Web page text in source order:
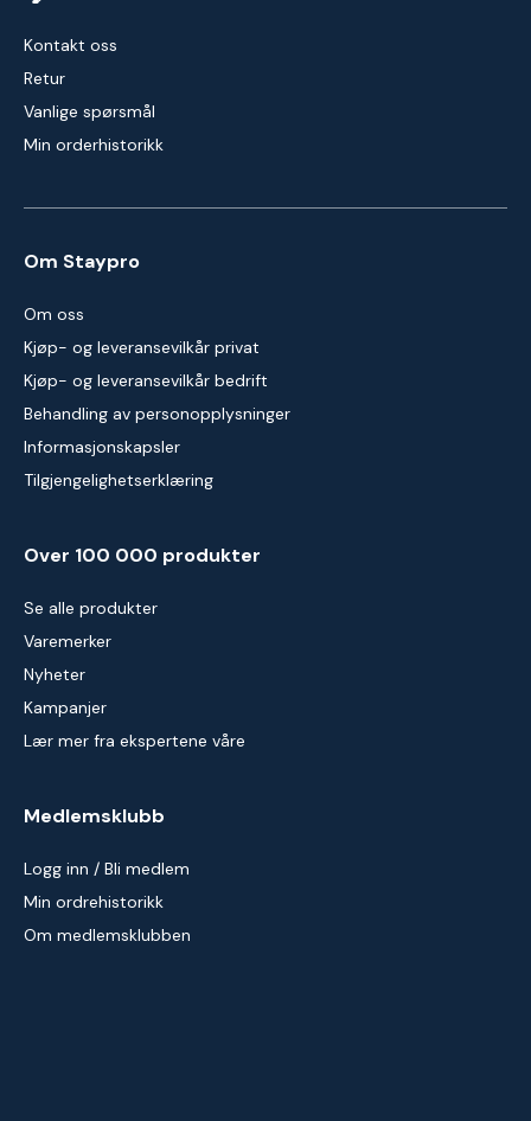
Kontakt oss
Retur
Vanlige spørsmål
Min orderhistorikk
Om Staypro
Om oss
Kjøp- og leveransevilkår privat
Kjøp- og leveransevilkår bedrift
Behandling av personopplysninger
Informasjonskapsler
Tilgjengelighetserklæring
Over 100 000 produkter
Se alle produkter
Varemerker
Nyheter
Kampanjer
Lær mer fra ekspertene våre
Medlemsklubb
Logg inn / Bli medlem
Min ordrehistorikk
Om medlemsklubben